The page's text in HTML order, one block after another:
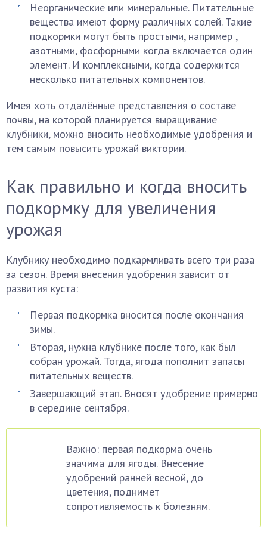
Неорганические или минеральные. Питательные
вещества имеют форму различных солей. Такие
подкормки могут быть простыми, например ,
азотными, фосфорными когда включается один
элемент. И комплексными, когда содержится
несколько питательных компонентов.
Имея хоть отдалённые представления о составе
почвы, на которой планируется выращивание
клубники, можно вносить необходимые удобрения и
тем самым повысить урожай виктории.
Как правильно и когда вносить
подкормку для увеличения
урожая
Клубнику необходимо подкармливать всего три раза
за сезон. Время внесения удобрения зависит от
развития куста:
Первая подкормка вносится после окончания
зимы.
Вторая, нужна клубнике после того, как был
собран урожай. Тогда, ягода пополнит запасы
питательных веществ.
Завершающий этап. Вносят удобрение примерно
в середине сентября.
Важно: первая подкорма очень
значима для ягоды. Внесение
удобрений ранней весной, до
цветения, поднимет
сопротивляемость к болезням.